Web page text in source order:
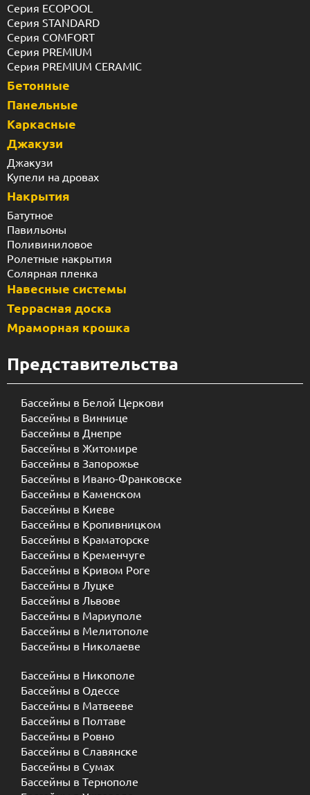
Серия ECOPOOL
Серия STANDARD
Серия COMFORT
Серия PREMIUM
Серия PREMIUM CERAMIC
Бетонные
Панельные
Каркасные
Джакузи
Джакузи
Купели на дровах
Накрытия
Батутное
Павильоны
Поливиниловое
Ролетные накрытия
Солярная пленка
Навесные системы
Террасная доска
Мраморная крошка
Представительства
Бассейны в Белой Церкови
Бассейны в Виннице
Бассейны в Днепре
Бассейны в Житомире
Бассейны в Запорожье
Бассейны в Ивано-Франковске
Бассейны в Каменском
Бассейны в Киеве
Бассейны в Кропивницком
Бассейны в Краматорске
Бассейны в Кременчуге
Бассейны в Кривом Роге
Бассейны в Луцке
Бассейны в Львове
Бассейны в Мариуполе
Бассейны в Мелитополе
Бассейны в Николаеве
Бассейны в Никополе
Бассейны в Одессе
Бассейны в Матвееве
Бассейны в Полтаве
Бассейны в Ровно
Бассейны в Славянске
Бассейны в Сумах
Бассейны в Тернополе